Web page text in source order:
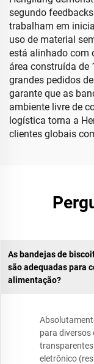
segundo
trabalham em
uso de material
está alinhado com
área construída de
grandes pedidos
garante que as
ambiente livre de
logística torna a
clientes globais
As bandejas de
são adequadas para
alimentação?
para diversos
eletrônico